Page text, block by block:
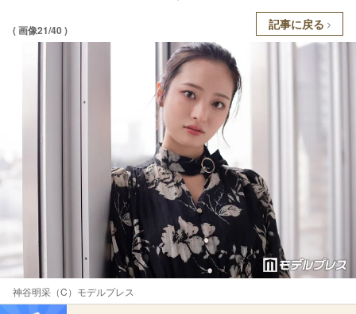
( 画像21/40 ) 記事に戻る
神谷明采（C）モデルプレス